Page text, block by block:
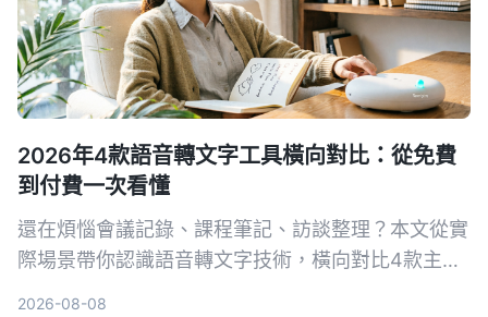
2026年4款語音轉文字工具橫向對比：從免費
到付費一次看懂
還在煩惱會議記錄、課程筆記、訪談整理？本文從實
際場景帶你認識語音轉文字技術，橫向對比4款主流
2026-08-08